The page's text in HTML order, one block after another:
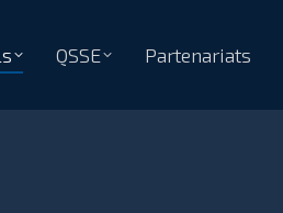
QSSE Partenariats